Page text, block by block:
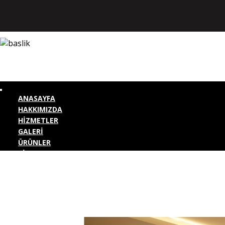
ANASAYFA
HAKKIMIZDA
HİZMETLER
GALERİ
ÜRÜNLER
BİZE ULAŞIN